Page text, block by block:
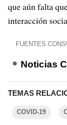
que aún falta
interacción
FUENTES
Noticias
TEMAS
COVID-19